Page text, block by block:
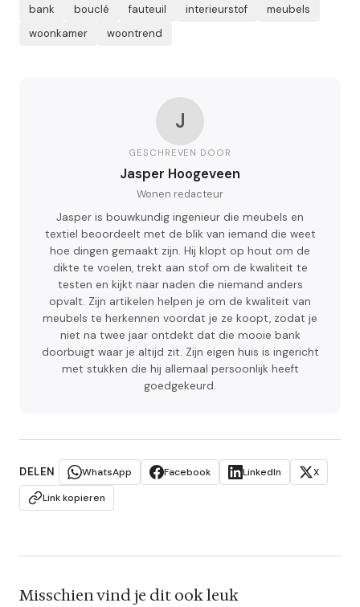
bank bouclé fauteuil interieurstof
meubels
woonkamer
woontrend
J
GESCHREVEN DOOR
Jasper Hoogeveen
Wonen redacteur
Jasper is bouwkundig ingenieur die meubels en
textiel beoordeelt met de blik van iemand die weet
hoe dingen gemaakt zijn. Hij klopt op hout om de
dikte te voelen, trekt aan stof om de kwaliteit te
testen en kijkt naar naden die niemand anders
opvalt. Zijn artikelen helpen je om de kwaliteit van
meubels te herkennen voordat je ze koopt, zodat je
niet na twee jaar ontdekt dat die mooie bank
doorbuigt waar je altijd zit. Zijn eigen huis is ingericht
met stukken die hij allemaal persoonlijk heeft
goedgekeurd.
DELEN WhatsApp Facebook LinkedIn
X
Link kopieren
Misschien vind je dit ook leuk